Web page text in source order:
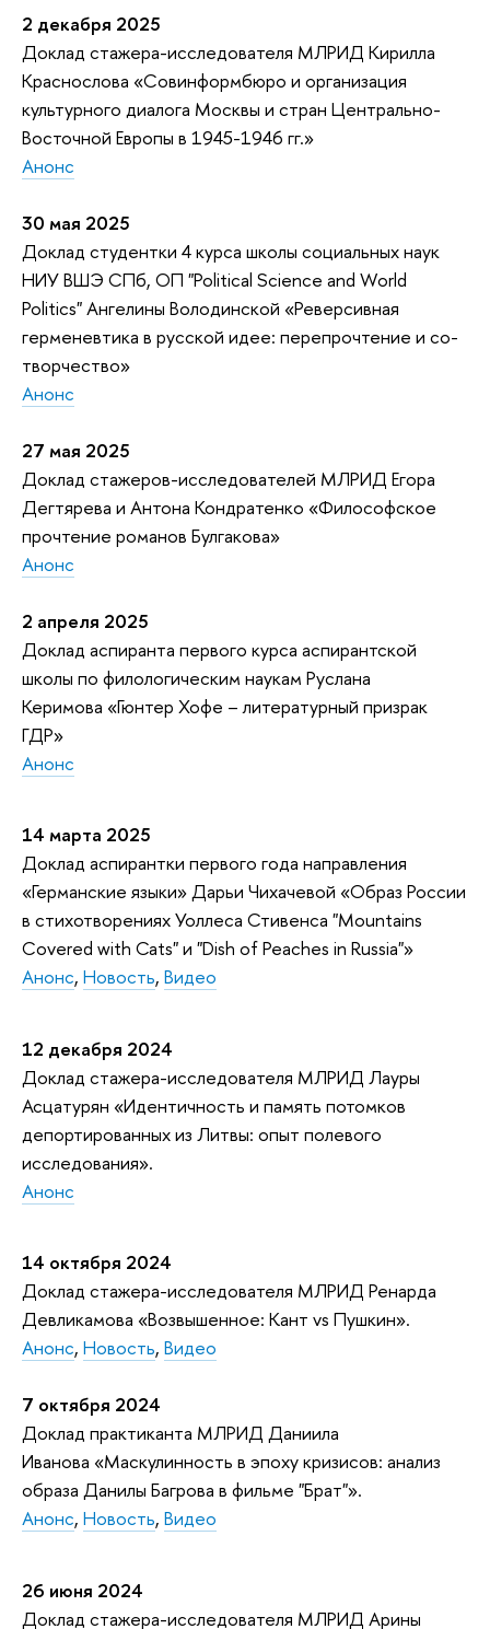
2 декабря 2025
Доклад стажера-исследователя МЛРИД Кирилла
Краснослова «Совинформбюро и организация
культурного диалога Москвы и стран Центрально-
Восточной Европы в 1945-1946 гг.»
Анонс
30 мая 2025
Доклад студентки 4 курса школы социальных наук
НИУ ВШЭ СПб, ОП "Political Science and World
Politics" Ангелины Володинской «Реверсивная
герменевтика в русской идее: перепрочтение и со-
творчество»
Анонс
27 мая 2025
Доклад стажеров-исследователей МЛРИД Егора
Дегтярева и Антона Кондратенко «Философское
прочтение романов Булгакова»
Анонс
2 апреля 2025
Доклад аспиранта первого курса аспирантской
школы по филологическим наукам Руслана
Керимова «Гюнтер Хофе – литературный призрак
ГДР»
Анонс
14 марта 2025
Доклад аспирантки первого года направления
«Германские языки» Дарьи Чихачевой «Образ России
в стихотворениях Уоллеса Стивенса "Mountains
Covered with Cats" и "Dish of Peaches in Russia"»
Анонс, Новость, Видео
12 декабря 2024
Доклад стажера-исследователя МЛРИД Лауры
Асцатурян «Идентичность и память потомков
депортированных из Литвы: опыт полевого
исследования».
Анонс
14 октября 2024
Доклад стажера-исследователя МЛРИД Ренарда
Девликамова «Возвышенное: Кант vs Пушкин».
Анонс, Новость, Видео
7 октября 2024
Доклад практиканта МЛРИД Даниила
Иванова «Маскулинность в эпоху кризисов: анализ
образа Данилы Багрова в фильме "Брат"».
Анонс, Новость, Видео
26 июня 2024
Доклад стажера-исследователя МЛРИД Арины